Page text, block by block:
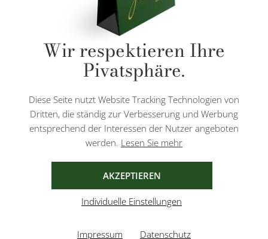
* Alle Preise inkl. gesetzl. Mehrwertsteuer zzgl.
Nachnahmegebühren, wenn nicht anders angegeben.
Diese Website ist durch reCAPTCHA geschützt und es gelten die
Wir respektieren Ihre
Pivatsphäre.
Diese Seite nutzt Website Tracking Technologien von
Dritten, die ständig zur Verbesserung und Werbung
entsprechend der Interessen der Nutzer angeboten
werden. Lesen Sie mehr
AKZEPTIEREN
Individuelle Einstellungen
Impressum Datenschutz